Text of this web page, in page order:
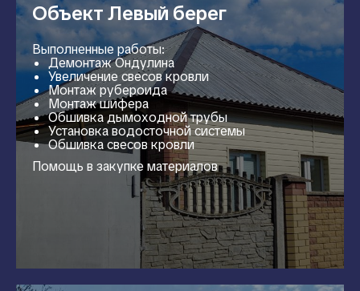
Объект Левый берег
Выполненные работы:
Демонтаж Ондулина
Увеличение свесов кровли
Монтаж рубероида
Монтаж шифера
Обшивка дымоходной трубы
Установка водосточной системы
Обшивка свесов кровли
Помощь в закупке материалов